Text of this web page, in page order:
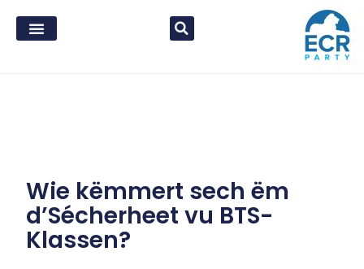
Wie këmmert sech ëm
d’Sécherheet vu BTS-
Klassen?